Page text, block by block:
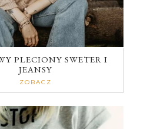
PLECIONY SWETER I
JEANSY
ZOBACZ